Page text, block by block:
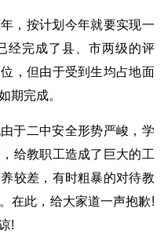
，按计划今年就要实现一
经完成了县、市两级的评
，但由于受到生均占地面
期完成。
于二中安全形势严峻，学
给教职工造成了巨大的工
较差，有时粗暴的对待教
在此，给大家道一声抱歉!
!